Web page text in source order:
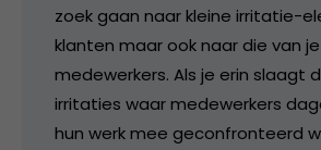
zoek gaan naar kleine irritatie-
klanten maar ook naar die van je
medewerkers. Als je erin slaagt
irritaties waar medewerkers
hun werk mee geconfronteerd